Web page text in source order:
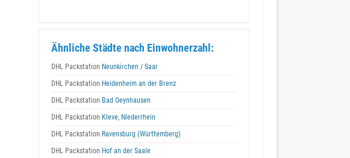
Ähnliche Städte nach Einwohnerzahl:
DHL Packstation Neunkirchen / Saar
DHL Packstation Heidenheim an der Brenz
DHL Packstation Bad Oeynhausen
DHL Packstation Kleve, Niederrhein
DHL Packstation Ravensburg (Württemberg)
DHL Packstation Hof an der Saale